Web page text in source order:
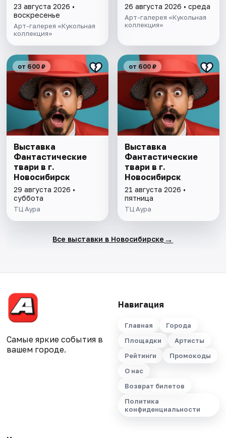
23 августа 2026 •
воскресенье
Арт-галерея «Кукольная
коллекция»
26 августа 2026 • среда
Арт-галерея «Кукольная
коллекция»
от 600 ₽
Выставка
Фантастические
твари в г.
Новосибирск
29 августа 2026 •
суббота
ТЦ Аура
от 600 ₽
Выставка
Фантастические
твари в г.
Новосибирск
21 августа 2026 •
пятница
ТЦ Аура
Все выставки в Новосибирске →
Самые яркие события в
вашем городе.
Навигация
Главная
Города
Площадки
Артисты
Рейтинги
Промокоды
О нас
Возврат билетов
Политика
конфиденциальности